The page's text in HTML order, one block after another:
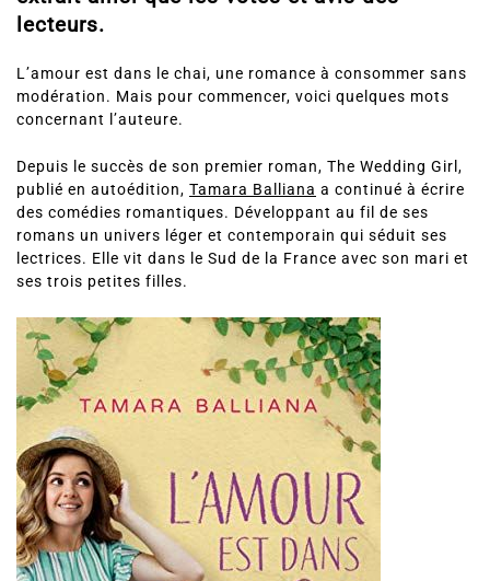
lecteurs.
L’amour est dans le chai, une romance à consommer sans
modération. Mais pour commencer, voici quelques mots
concernant l’auteure.
Depuis le succès de son premier roman, The Wedding Girl,
publié en autoédition, Tamara Balliana a continué à écrire
des comédies romantiques. Développant au fil de ses
romans un univers léger et contemporain qui séduit ses
lectrices. Elle vit dans le Sud de la France avec son mari et
ses trois petites filles.